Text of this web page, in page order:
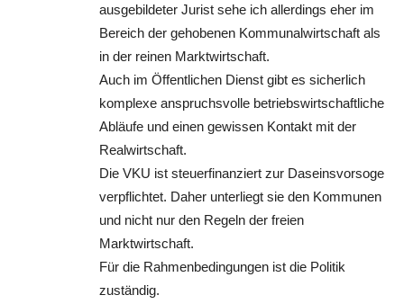
ausgebildeter Jurist sehe ich allerdings eher im
Bereich der gehobenen Kommunalwirtschaft als
in der reinen Marktwirtschaft.
Auch im Öffentlichen Dienst gibt es sicherlich
komplexe anspruchsvolle betriebswirtschaftliche
Abläufe und einen gewissen Kontakt mit der
Realwirtschaft.
Die VKU ist steuerfinanziert zur Daseinsvorsoge
verpflichtet. Daher unterliegt sie den Kommunen
und nicht nur den Regeln der freien
Marktwirtschaft.
Für die Rahmenbedingungen ist die Politik
zuständig.